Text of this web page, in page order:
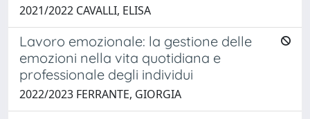
2021/2022 CAVALLI, ELISA
Lavoro emozionale: la gestione delle
emozioni nella vita quotidiana e
professionale degli individui
2022/2023 FERRANTE, GIORGIA